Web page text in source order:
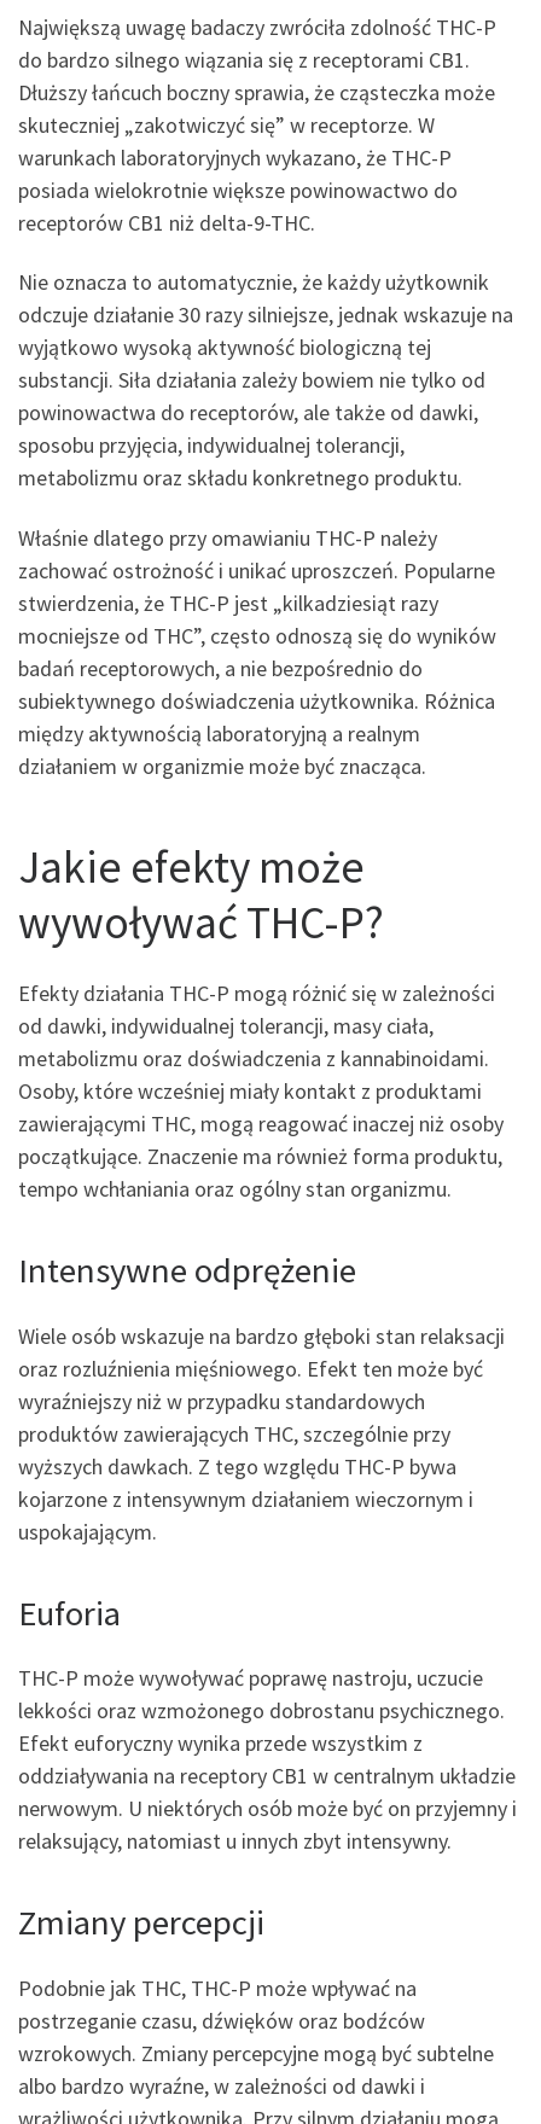
Największą uwagę badaczy zwróciła zdolność THC-P
do bardzo silnego wiązania się z receptorami CB1.
Dłuższy łańcuch boczny sprawia, że cząsteczka może
skuteczniej „zakotwiczyć się” w receptorze. W
warunkach laboratoryjnych wykazano, że THC-P
posiada wielokrotnie większe powinowactwo do
receptorów CB1 niż delta-9-THC.
Nie oznacza to automatycznie, że każdy użytkownik
odczuje działanie 30 razy silniejsze, jednak wskazuje na
wyjątkowo wysoką aktywność biologiczną tej
substancji. Siła działania zależy bowiem nie tylko od
powinowactwa do receptorów, ale także od dawki,
sposobu przyjęcia, indywidualnej tolerancji,
metabolizmu oraz składu konkretnego produktu.
Właśnie dlatego przy omawianiu THC-P należy
zachować ostrożność i unikać uproszczeń. Popularne
stwierdzenia, że THC-P jest „kilkadziesiąt razy
mocniejsze od THC”, często odnoszą się do wyników
badań receptorowych, a nie bezpośrednio do
subiektywnego doświadczenia użytkownika. Różnica
między aktywnością laboratoryjną a realnym
działaniem w organizmie może być znacząca.
Jakie efekty może
wywoływać THC-P?
Efekty działania THC-P mogą różnić się w zależności
od dawki, indywidualnej tolerancji, masy ciała,
metabolizmu oraz doświadczenia z kannabinoidami.
Osoby, które wcześniej miały kontakt z produktami
zawierającymi THC, mogą reagować inaczej niż osoby
początkujące. Znaczenie ma również forma produktu,
tempo wchłaniania oraz ogólny stan organizmu.
Intensywne odprężenie
Wiele osób wskazuje na bardzo głęboki stan relaksacji
oraz rozluźnienia mięśniowego. Efekt ten może być
wyraźniejszy niż w przypadku standardowych
produktów zawierających THC, szczególnie przy
wyższych dawkach. Z tego względu THC-P bywa
kojarzone z intensywnym działaniem wieczornym i
uspokajającym.
Euforia
THC-P może wywoływać poprawę nastroju, uczucie
lekkości oraz wzmożonego dobrostanu psychicznego.
Efekt euforyczny wynika przede wszystkim z
oddziaływania na receptory CB1 w centralnym układzie
nerwowym. U niektórych osób może być on przyjemny i
relaksujący, natomiast u innych zbyt intensywny.
Zmiany percepcji
Podobnie jak THC, THC-P może wpływać na
postrzeganie czasu, dźwięków oraz bodźców
wzrokowych. Zmiany percepcyjne mogą być subtelne
albo bardzo wyraźne, w zależności od dawki i
wrażliwości użytkownika. Przy silnym działaniu mogą